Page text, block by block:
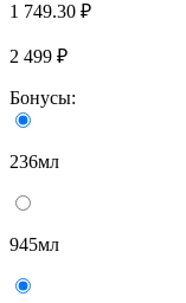
1 749.30 ₽
2 499 ₽
Бонусы:
236мл
945мл